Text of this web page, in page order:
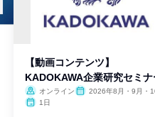
【動画コンテンツ】
KADOKAWA企業研究セミナ
オンライン
2026年8月・9月・
1日